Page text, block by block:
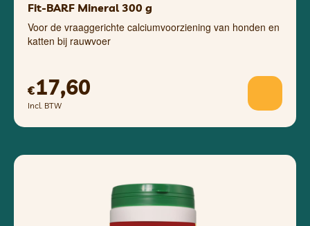
Fit-BARF Mineral 300 g
Voor de vraaggerichte calciumvoorziening van honden en
katten bij rauwvoer
€17,60
Incl. BTW